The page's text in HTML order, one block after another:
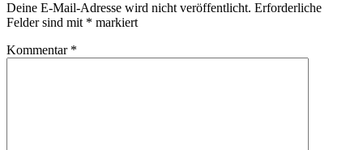
Deine E-Mail-Adresse wird nicht veröffentlicht. Erforderliche
Felder sind mit * markiert
Kommentar *